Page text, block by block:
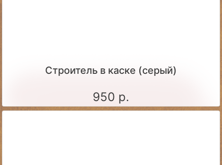
Строитель в каске (серый)
950 р.